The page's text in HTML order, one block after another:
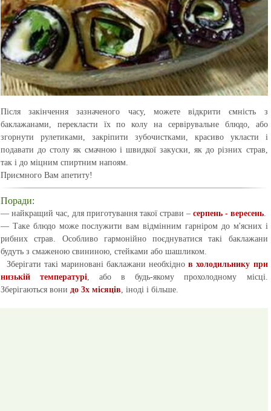
Після закінчення зазначеного часу, можете відкрити ємність з
баклажанами, перекласти їх по колу на сервірувальне блюдо, або
згорнути рулетиками, закріпити зубочистками, красиво укласти і
подавати до столу як смачною і швидкої закуски, як до різних страв,
так і до міцним спиртним напоям.
Приємного Вам апетиту!
Поради:
— найкращий час, для приготування такої страви – серпень - вересень
— Таке блюдо може послужити вам відмінним гарніром до м'ясних і
рибних страв. Особливо гармонійно поєднуватися такі баклажани
будуть з смаженою свининою, стейками або шашликом.
Зберігати такі мариновані баклажани необхіднов холодильнику при
низькій температурі , або в будь-якому прохолодному місці.
Зберігаються вони до 3х місяців , іноді і більше.